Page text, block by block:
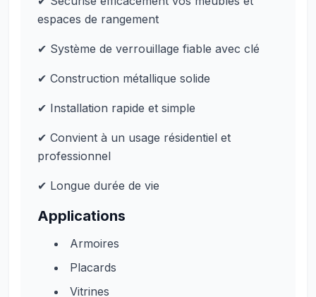
espaces de rangement
✔ Système de verrouillage fiable avec clé
✔ Construction métallique solide
✔ Installation rapide et simple
✔ Convient à un usage résidentiel et
professionnel
✔ Longue durée de vie
Applications
Armoires
Placards
Vitrines